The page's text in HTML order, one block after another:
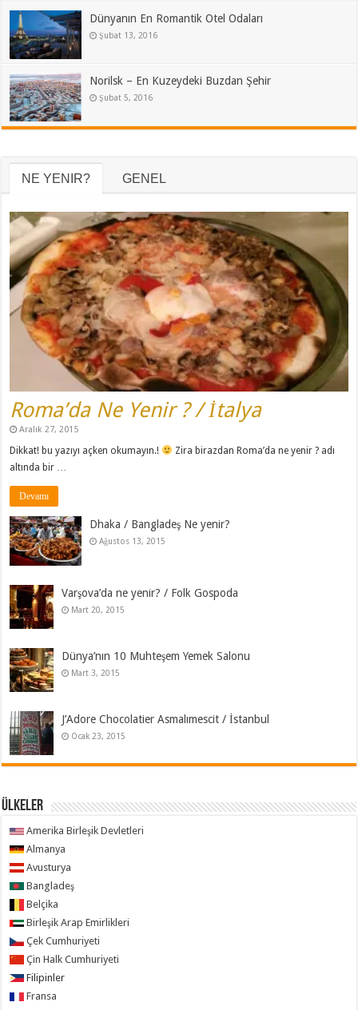
Dünyanın En Romantik Otel Odaları
Şubat 13, 2016
Norilsk – En Kuzeydeki Buzdan Şehir
Şubat 5, 2016
NE YENIR? GENEL
Roma’da Ne Yenir ? / İtalya
Aralık 27, 2015
Dikkat! bu yazıyı açken okumayın.!
Zira birazdan Roma’da ne yenir ? adı
altında bir …
Devamı
Dhaka / Bangladeş Ne yenir?
Ağustos 13, 2015
Varşova’da ne yenir? / Folk Gospoda
Mart 20, 2015
Dünya’nın 10 Muhteşem Yemek Salonu
Mart 3, 2015
J’Adore Chocolatier Asmalımescit / İstanbul
Ocak 23, 2015
ÜLKELER
Amerika Birleşik Devletleri
Almanya
Avusturya
Bangladeş
Belçika
Birleşik Arap Emirlikleri
Çek Cumhuriyeti
Çin Halk Cumhuriyeti
Filipinler
Fransa